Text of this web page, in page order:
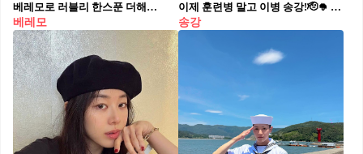
베레모로 러블리 한스푼 더해🧑🏻‍🎨❤️
베레모
이제 훈련병 말고 이병 송강!🫡🪖 송강이 어제(8일) 훈련병 수료식을 마치고 이병으로 진급했습니다. 어제 진행된 수료식 이미지와 영상에서는 저화질임에도 불구하고 완벽한 군복 핏과 여전히 빛나는 비주얼을 자랑해 팬들의 감탄을 자아냈는데요. 이제 송강은 기초군사훈련을 마쳐 자대 배치를 받아 국방의 의무를 이어갑니다. 한편 지난달 2일 육군 훈련소에 입소한 송강은 2025년 10월 1일 전역 예정입니다.
송강